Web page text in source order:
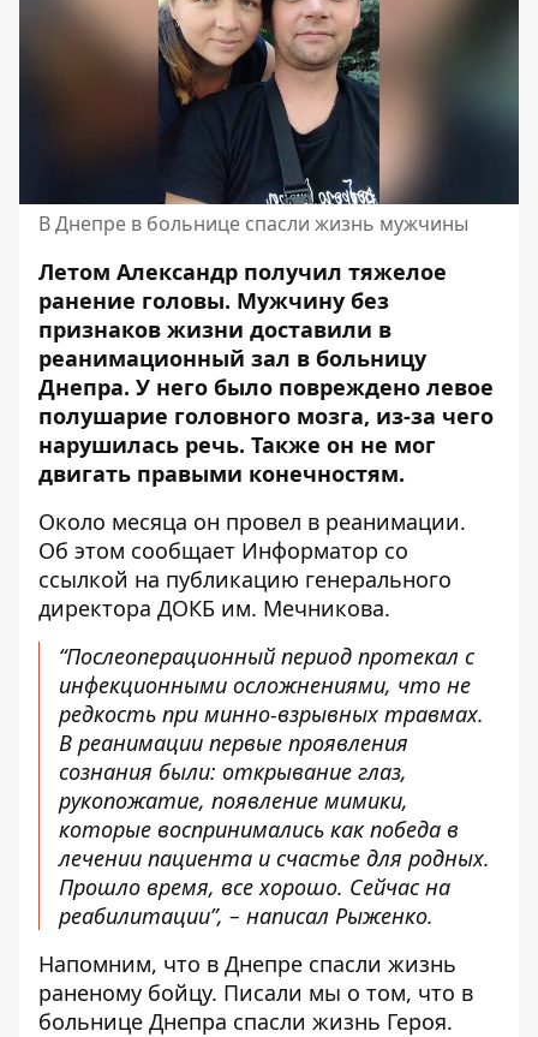
В Днепре в больнице спасли жизнь мужчины
Летом Александр получил тяжелое
ранение головы. Мужчину без
признаков жизни доставили в
реанимационный зал в больницу
Днепра. У него было повреждено левое
полушарие головного мозга, из-за чего
нарушилась речь. Также он не мог
двигать правыми конечностям.
Около месяца он провел в реанимации.
Об этом сообщает Информатор со
ссылкой на публикацию генерального
директора ДОКБ им. Мечникова.
“Послеоперационный период протекал с
инфекционными осложнениями, что не
редкость при минно-взрывных травмах.
В реанимации первые проявления
сознания были: открывание глаз,
рукопожатие, появление мимики,
которые воспринимались как победа в
лечении пациента и счастье для родных.
Прошло время, все хорошо. Сейчас на
реабилитации”, – написал Рыженко.
Напомним, что в Днепре спасли жизнь
раненому бойцу. Писали мы о том, что в
больнице Днепра спасли жизнь Героя.